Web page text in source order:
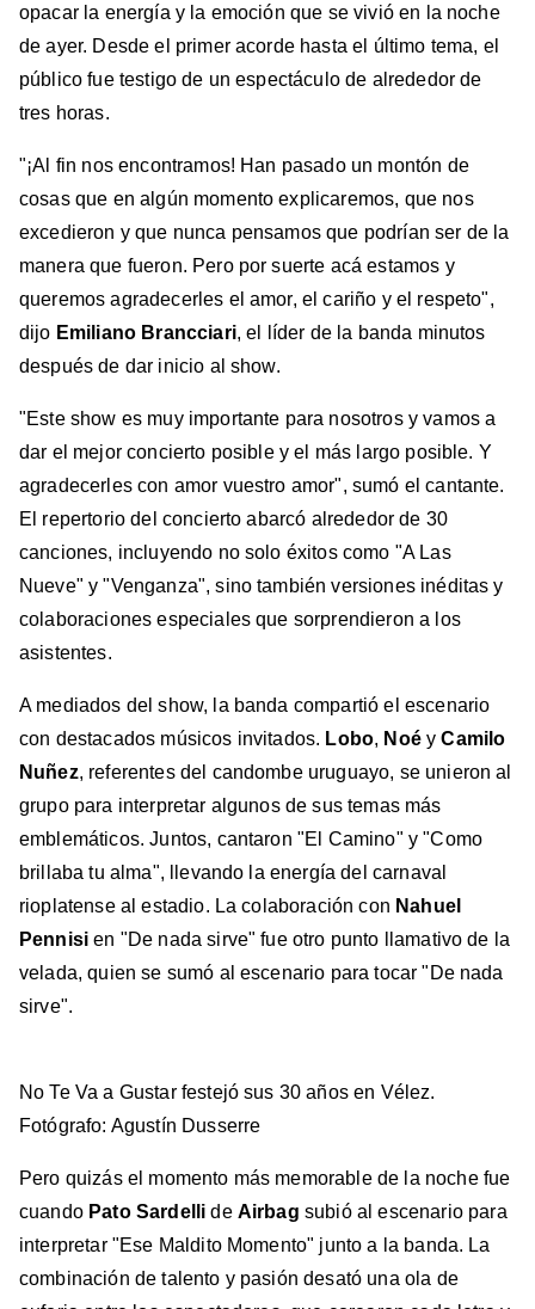
opacar la energía y la emoción que se vivió en la noche
de ayer. Desde el primer acorde hasta el último tema, el
público fue testigo de un espectáculo de alrededor de
tres horas.
"¡Al fin nos encontramos! Han pasado un montón de
cosas que en algún momento explicaremos, que nos
excedieron y que nunca pensamos que podrían ser de la
manera que fueron. Pero por suerte acá estamos y
queremos agradecerles el amor, el cariño y el respeto",
dijo Emiliano Brancciari, el líder de la banda minutos
después de dar inicio al show.
"Este show es muy importante para nosotros y vamos a
dar el mejor concierto posible y el más largo posible. Y
agradecerles con amor vuestro amor", sumó el cantante.
El repertorio del concierto abarcó alrededor de 30
canciones, incluyendo no solo éxitos como "A Las
Nueve" y "Venganza", sino también versiones inéditas y
colaboraciones especiales que sorprendieron a los
asistentes.
A mediados del show, la banda compartió el escenario
con destacados músicos invitados. Lobo, Noéy Camilo
Nuñez, referentes del candombe uruguayo, se unieron al
grupo para interpretar algunos de sus temas más
emblemáticos. Juntos, cantaron "El Camino" y "Como
brillaba tu alma", llevando la energía del carnaval
rioplatense al estadio. La colaboración con Nahuel
Pennisi en "De nada sirve" fue otro punto llamativo de la
velada, quien se sumó al escenario para tocar "De nada
sirve".
No Te Va a Gustar festejó sus 30 años en Vélez.
Fotógrafo: Agustín Dusserre
Pero quizás el momento más memorable de la noche fue
cuando Pato Sardellide Airbag subió al escenario para
interpretar "Ese Maldito Momento" junto a la banda. La
combinación de talento y pasión desató una ola de